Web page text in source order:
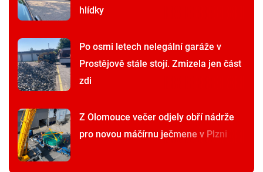
hlídky
Po osmi letech nelegální garáže v
Prostějově stále stojí. Zmizela jen část
zdi
Z Olomouce večer odjely obří nádrže
pro novou máčírnu ječmene v Plzni